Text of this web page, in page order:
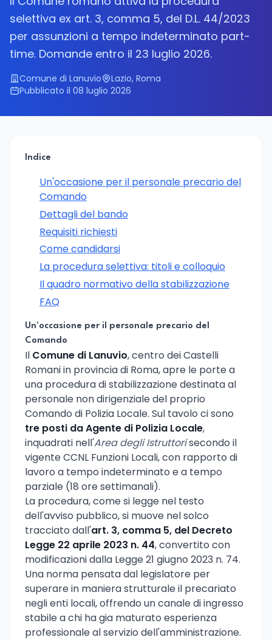
selettiva ex art. 3, comma 5, del D.L. 44/2023
per assunzioni a tempo indeterminato part-
time. Domande entro il 23 luglio 2026.
Comune di Lanuvio
Lazio, Roma
Pubblicato il 08 luglio 2026
Indice
Un'occasione per il personale precario del
Comando
Dettagli del bando
Requisiti richiesti
Come candidarsi
La procedura selettiva: titoli e colloquio
Il quadro normativo della stabilizzazione
FAQ
Un'occasione per il personale precario del
Comando
Il Comune di Lanuvio, centro dei Castelli
Romani in provincia di Roma, apre le porte a
una procedura di stabilizzazione destinata al
personale non dirigenziale del proprio
Comando di Polizia Locale. Sul tavolo ci sono
tre posti da Agente di Polizia Locale,
inquadrati nell'Area degli Istruttorisecondo il
vigente CCNL Funzioni Locali, con rapporto di
lavoro a tempo indeterminato e a tempo
parziale (18 ore settimanali).
La procedura, come si legge nel testo
dell'avviso pubblico, si muove nel solco
tracciato dall'art. 3, comma 5, del Decreto
Legge 22 aprile 2023 n. 44, convertito con
modificazioni dalla Legge 21 giugno 2023 n. 74.
Una norma pensata dal legislatore per
superare in maniera strutturale il precariato
negli enti locali, offrendo un canale di ingresso
stabile a chi ha gia maturato esperienza
professionale al servizio dell'amministrazione.